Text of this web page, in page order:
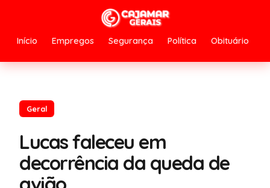
Início Empregos Segurança Política Obituário
Geral
Lucas faleceu em
decorrência da queda de